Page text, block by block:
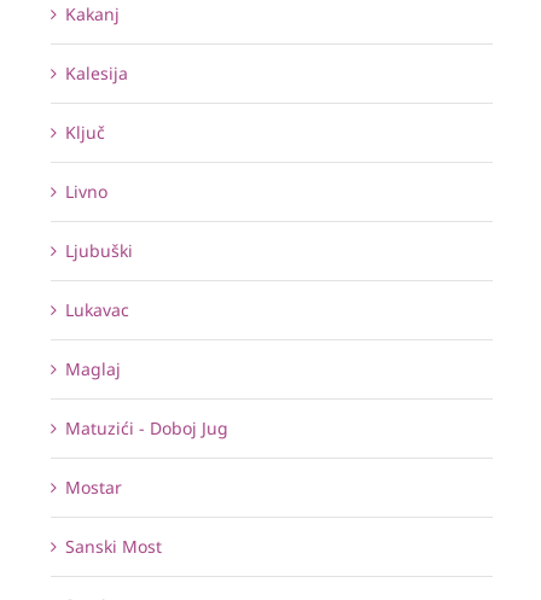
Kakanj
Kalesija
Ključ
Livno
Ljubuški
Lukavac
Maglaj
Matuzići - Doboj Jug
Mostar
Sanski Most